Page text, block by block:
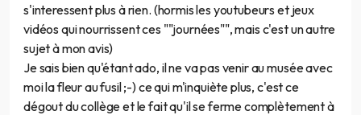
s'interessent plus à rien. (hormis les youtubeurs et jeux
vidéos qui nourrissent ces ""journées"", mais c'est un autre
sujet à mon avis)
Je sais bien qu'étant ado, il ne va pas venir au musée avec
moi la fleur au fusil ;-) ce qui m'inquiète plus, c'est ce
dégout du collège et le fait qu'il se ferme complètement à